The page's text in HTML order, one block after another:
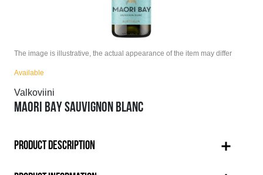
The image is illustrative, the actual appearance of the item may differ
Available
Valkoviini
MAORI BAY SAUVIGNON BLANC
PRODUCT DESCRIPTION